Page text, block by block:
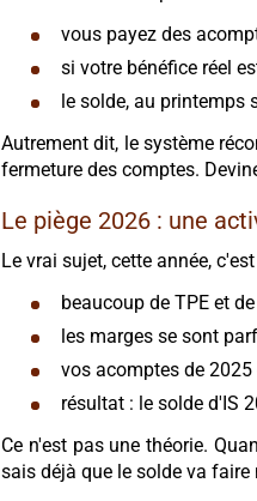
vous payez des
si votre bénéfice réel
le solde, au printemps
Autrement dit, le système
fermeture des comptes.
Le piège 2026 : une
Le vrai sujet, cette année,
beaucoup de TPE et
les marges se sont
vos acomptes de
résultat : le solde d'IS
Ce n'est pas une théorie.
sais déjà que le solde va faire